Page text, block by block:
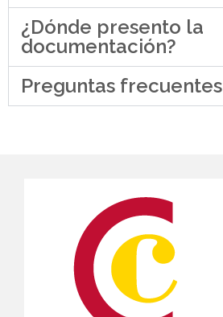
¿Dónde presento la
documentación?
Preguntas frecuentes